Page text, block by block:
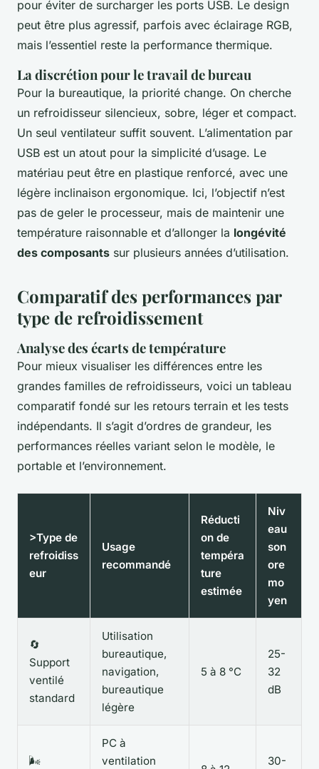
pour éviter de surcharger les ports USB. Le design
peut être plus agressif, parfois avec éclairage RGB,
mais l’essentiel reste la performance thermique.
La discrétion pour le travail de bureau
Pour la bureautique, la priorité change. On cherche
un refroidisseur silencieux, sobre, léger et compact.
Un seul ventilateur suffit souvent. L’alimentation par
USB est un atout pour la simplicité d’usage. Le
matériau peut être en plastique renforcé, avec une
légère inclinaison ergonomique. Ici, l’objectif n’est
pas de geler le processeur, mais de maintenir une
température raisonnable et d’allonger la longévité
des composants sur plusieurs années d’utilisation.
Comparatif des performances par
type de refroidissement
Analyse des écarts de température
Pour mieux visualiser les différences entre les
grandes familles de refroidisseurs, voici un tableau
comparatif fondé sur les retours terrain et les tests
indépendants. Il s’agit d’ordres de grandeur, les
performances réelles variant selon le modèle, le
portable et l’environnement.
>Type de
refroidiss
eur
Usage
recommandé
Réducti
on de
tempéra
ture
estimée
Niv
eau
son
ore
mo
yen
🔄
Support
ventilé
standard
Utilisation
bureautique,
navigation,
bureautique
légère
5 à 8 °C
25-
32
dB
🌬️
PC à
ventilation
30-